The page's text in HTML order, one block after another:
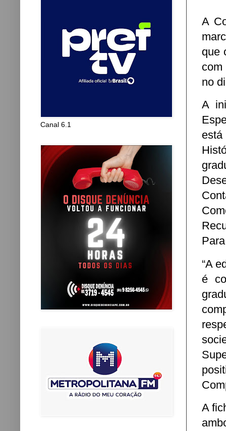
A
que
no
A
“A
é
A
Canal 6.1